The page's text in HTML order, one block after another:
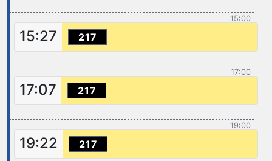
15:00
15:27 217
17:00
17:07 217
19:00
19:22 217